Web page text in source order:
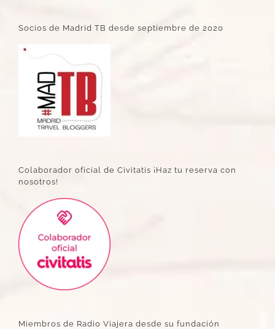
Socios de Madrid TB desde septiembre de 2020
Colaborador oficial de Civitatis ¡Haz tu reserva con
nosotros!
Miembros de Radio Viajera desde su fundación